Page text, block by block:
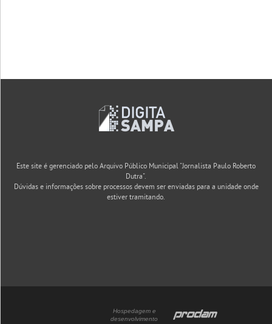
Este site é gerenciado pelo Arquivo Público Municipal "Jornalista Paulo Roberto
Dutra".
Dúvidas e informações sobre processos devem ser enviadas para a unidade onde
estiver tramitando.
Hospedagem e
desenvolvimento